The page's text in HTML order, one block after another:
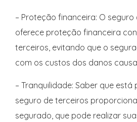
– Proteção financeira: O seguro
oferece proteção financeira
terceiros, evitando que o
com os custos dos danos
– Tranquilidade: Saber que
seguro de terceiros
segurado, que pode realizar